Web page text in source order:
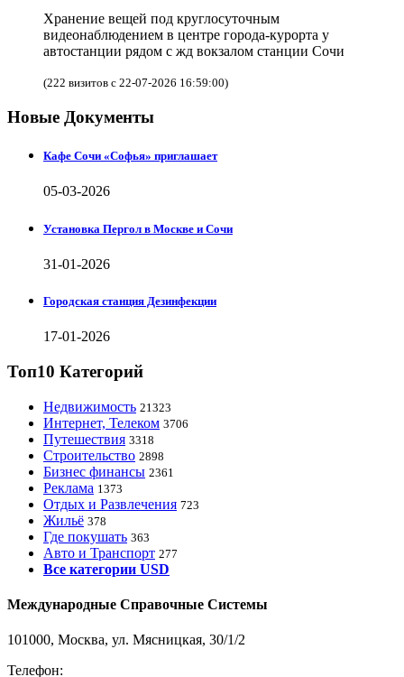
Хранение вещей под круглосуточным
видеонаблюдением в центре города-курорта у
автостанции рядом с жд вокзалом станции Сочи
(222 визитов с 22-07-2026 16:59:00)
Новые Документы
Кафе Сочи «Софья» приглашает
05-03-2026
Установка Пергол в Москве и Сочи
31-01-2026
Городская станция Дезинфекции
17-01-2026
Топ10 Категорий
Недвижимость 21323
Интернет, Телеком 3706
Путешествия 3318
Строительство 2898
Бизнес финансы 2361
Реклама 1373
Отдых и Развлечения 723
Жильё 378
Где покушать 363
Авто и Транспорт 277
Все категории USD
Международные Справочные Системы
101000, Москва, ул. Мясницкая, 30/1/2
Телефон: